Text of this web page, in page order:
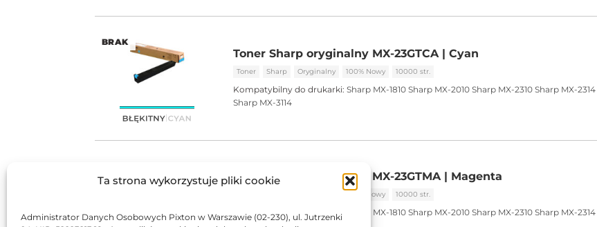
Ta strona wykorzystuje pliki cookie
Administrator Danych Osobowych Pixton w Warszawie (02-230), ul. Jutrzenki
BRAK
Toner Sharp oryginalny MX-23GTCA | Cyan
Toner Sharp Oryginalny 100% Nowy 10000 str.
Kompatybilny do drukarki: Sharp MX-1810 Sharp MX-2010 Sharp MX-2310 Sharp MX-2314
Sharp MX-3114
Toner Sharp oryginalny MX-23GTMA | Magenta
100% Nowy 10000 str.
Kompatybilny do drukarki: Sharp MX-1810 Sharp MX-2010 Sharp MX-2310 Sharp MX-2314